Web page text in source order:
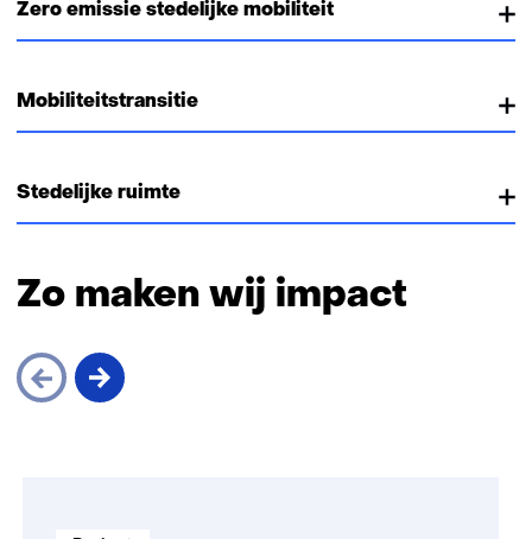
Zero emissie stedelijke mobiliteit
Mobiliteitstransitie
Stedelijke ruimte
Zo maken wij impact